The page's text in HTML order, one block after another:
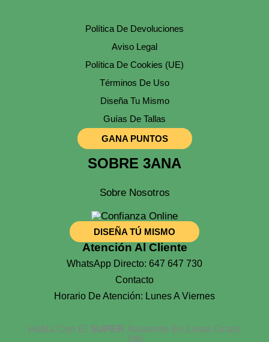
Política De Devoluciones
Aviso Legal
Política De Cookies (UE)
Términos De Uso
Diseña Tu Mismo
Guías De Tallas
GANA PUNTOS
SOBRE 3ANA
Sobre Nosotros
DISEÑA TÚ MISMO
Atención Al Cliente
WhatsApp Directo: 647 647 730
Contacto
Horario De Atención: Lunes A Viernes
Habla Con El SUPERAsistente En Linea Gratis
24h